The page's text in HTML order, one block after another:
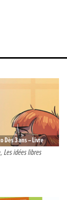
Dès 3 ans – Livre
Une petite fille
, Les idées libres